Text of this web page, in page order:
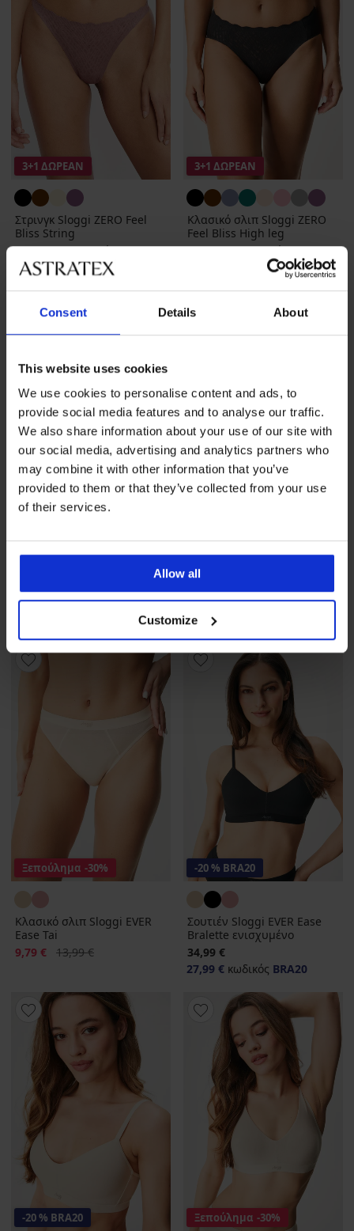
Consent Details About
This website uses cookies
We use cookies to personalise content and ads, to
provide social media features and to analyse our traffic.
We also share information about your use of our site with
our social media, advertising and analytics partners who
may combine it with other information that you’ve
provided to them or that they’ve collected from your use
of their services.
Allow all
Customize
3+1 ΔΩΡΕΑΝ
Στρινγκ Sloggi ZERO Feel
Bliss String
13,99 €προσφορά 3+1
ΔΩΡΕΑΝ
3+1 ΔΩΡΕΑΝ
Κλασικό σλιπ Sloggi ZERO
Feel Bliss High leg
17,99 €προσφορά 3+1
42,99 €
Σουτιέν Sloggi Zero Feel
42,99 €
34,39 €
Ξεπούλημα -30%
Κλασικό σλιπ Sloggi EVER
Ease Tai
Έκπτωση
9,79 € Αρχική τιμή
13,99 €
-20 % BRA20
Σουτιέν Sloggi EVER Ease
Bralette ενισχυμένο
34,99 €
27,99 € κωδικός BRA20
-20 % BRA20 Ξεπούλημα -30%